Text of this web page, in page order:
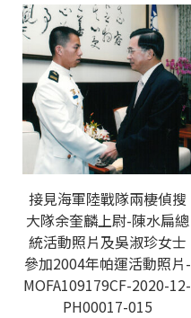
接見海軍陸戰隊兩棲偵搜
大隊余奎麟上尉-陳水扁總
統活動照片及吳淑珍女士
參加2004年帕運活動照片-
MOFA109179CF-2020-12-
PH00017-015